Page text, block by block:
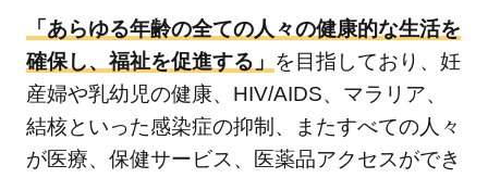
成し
よう
2.17.1
「パー
トナー
「あらゆる年齢の全ての人々の健康的な生活を
確保し、福祉を促進する」 を目指しており、妊
産婦や乳幼児の健康、HIV/AIDS、マラリア、
結核といった感染症の抑制、またすべての人々
が医療、保健サービス、医薬品アクセスができ